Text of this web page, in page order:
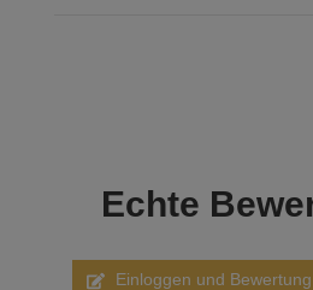
Echte
Einloggen und